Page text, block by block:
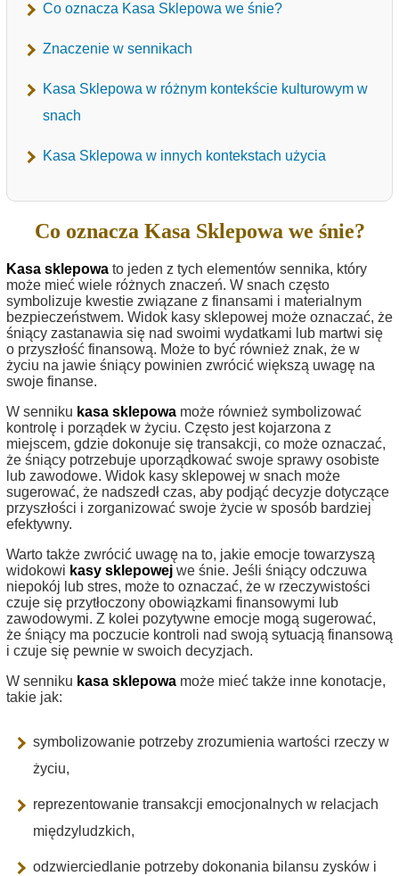
Co oznacza Kasa Sklepowa we śnie?
Znaczenie w sennikach
Kasa Sklepowa w różnym kontekście kulturowym w
snach
Kasa Sklepowa w innych kontekstach użycia
Co oznacza Kasa Sklepowa we śnie?
Kasa sklepowa to jeden z tych elementów sennika, który
może mieć wiele różnych znaczeń. W snach często
symbolizuje kwestie związane z finansami i materialnym
bezpieczeństwem. Widok kasy sklepowej może oznaczać, że
śniący zastanawia się nad swoimi wydatkami lub martwi się
o przyszłość finansową. Może to być również znak, że w
życiu na jawie śniący powinien zwrócić większą uwagę na
swoje finanse.
W senniku kasa sklepowa może również symbolizować
kontrolę i porządek w życiu. Często jest kojarzona z
miejscem, gdzie dokonuje się transakcji, co może oznaczać,
że śniący potrzebuje uporządkować swoje sprawy osobiste
lub zawodowe. Widok kasy sklepowej w snach może
sugerować, że nadszedł czas, aby podjąć decyzje dotyczące
przyszłości i zorganizować swoje życie w sposób bardziej
efektywny.
Warto także zwrócić uwagę na to, jakie emocje towarzyszą
widokowi kasy sklepowej we śnie. Jeśli śniący odczuwa
niepokój lub stres, może to oznaczać, że w rzeczywistości
czuje się przytłoczony obowiązkami finansowymi lub
zawodowymi. Z kolei pozytywne emocje mogą sugerować,
że śniący ma poczucie kontroli nad swoją sytuacją finansową
i czuje się pewnie w swoich decyzjach.
W senniku kasa sklepowa może mieć także inne konotacje,
takie jak:
symbolizowanie potrzeby zrozumienia wartości rzeczy w
życiu,
reprezentowanie transakcji emocjonalnych w relacjach
międzyludzkich,
odzwierciedlanie potrzeby dokonania bilansu zysków i